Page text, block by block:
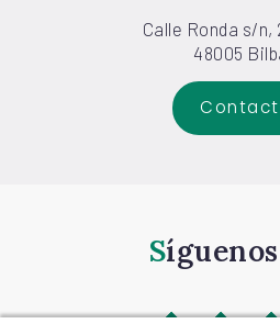
Calle Ronda s/n,
48005